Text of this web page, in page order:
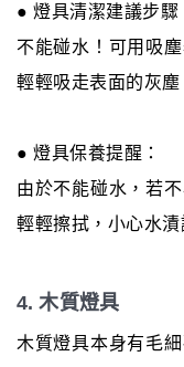
● 燈具清潔建議步驟
不能碰水！可用吸
輕輕吸走表面的灰
● 燈具保養提醒：
由於不能碰水，若
輕輕擦拭，小心水
4. 木質燈具
木質燈具本身有毛